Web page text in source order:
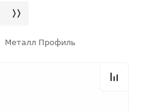
Металл Профиль